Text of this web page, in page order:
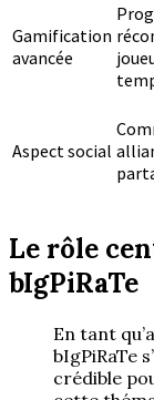
Gamification
avancée
Aspect social
Le rôle
bIgPiRaTe
En tant
bIgPiRaTe
crédible